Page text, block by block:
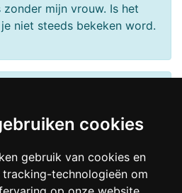
cookies
gebruik van cookies en
tracking-technologieën om
mijn vrouw. Is het
niet steeds bekeken word.
hier geweest ,lekker
lopen vanaf
strandje is zeer geschikt
,kan ver lopen door
last van mensen met